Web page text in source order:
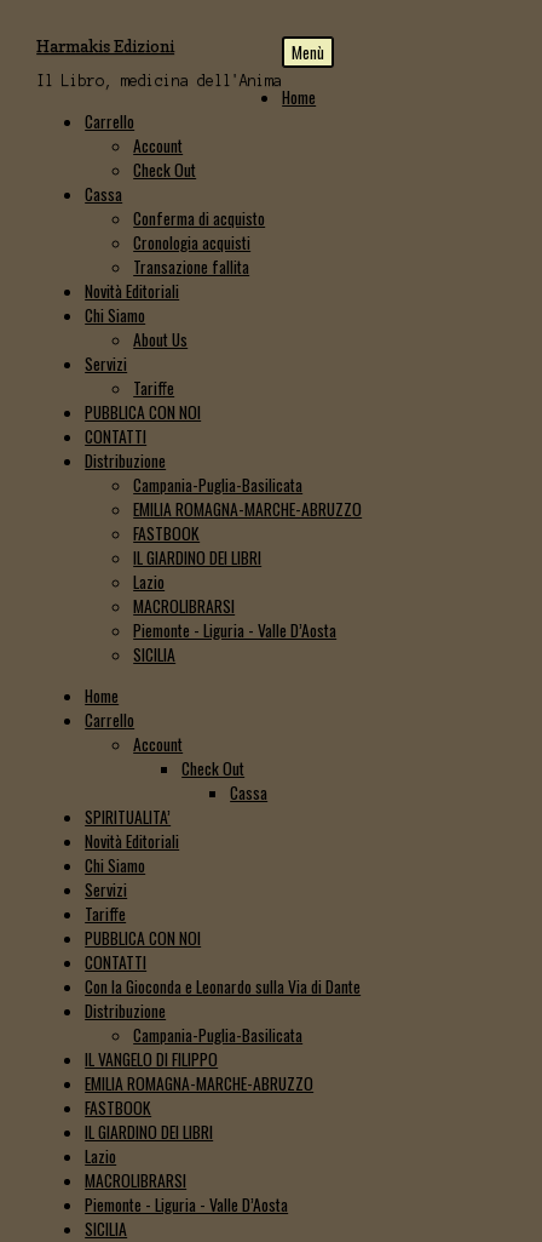
Vai
alla
navigazione
Vai
al
contenuto
Harmakis Edizioni
Il Libro, medicina dell'Anima
Menù
Home
Carrello
Account
Check Out
Cassa
Conferma di acquisto
Cronologia acquisti
Transazione fallita
Novità Editoriali
Chi Siamo
About Us
Servizi
Tariffe
PUBBLICA CON NOI
CONTATTI
Distribuzione
Campania-Puglia-Basilicata
EMILIA ROMAGNA-MARCHE-ABRUZZO
FASTBOOK
IL GIARDINO DEI LIBRI
Lazio
MACROLIBRARSI
Piemonte - Liguria - Valle D’Aosta
SICILIA
Home
Carrello
Account
Check Out
Cassa
SPIRITUALITA’
Novità Editoriali
Chi Siamo
Servizi
Tariffe
PUBBLICA CON NOI
CONTATTI
Con la Gioconda e Leonardo sulla Via di Dante
Distribuzione
Campania-Puglia-Basilicata
IL VANGELO DI FILIPPO
EMILIA ROMAGNA-MARCHE-ABRUZZO
FASTBOOK
IL GIARDINO DEI LIBRI
Lazio
MACROLIBRARSI
Piemonte - Liguria - Valle D’Aosta
SICILIA